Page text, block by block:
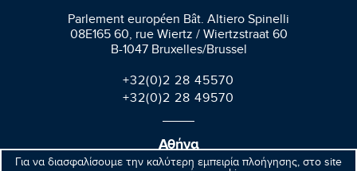
Για να διασφαλίσουμε την καλύτερη εμπειρία πλοήγησης, στο site
Parlement européen Bât. Altiero Spinelli
08E165 60, rue Wiertz / Wiertzstraat 60
B-1047 Bruxelles/Brussel
+32(0)2 28 45570
+32(0)2 28 49570
Αθήνα